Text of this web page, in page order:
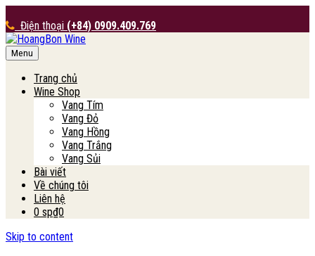
Điện thoại (+84) 0909.409.769
HoangBon Wine
Menu
Trang chủ
Wine Shop
Vang Tím
Vang Đỏ
Vang Hồng
Vang Trắng
Vang Sủi
Bài viết
Về chúng tôi
Liên hệ
0 sp₫0
Skip to content